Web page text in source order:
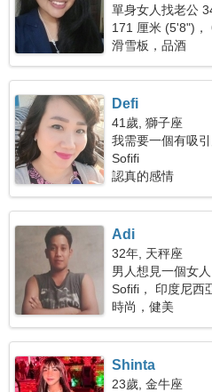
單身女人找老公
171 厘米 (5'8")，
滑雪板，品酒
Defi
41歲, 獅子座
我需要一個有吸
Sofifi
認真的感情
Adi
32年, 天秤座
男人想見一個女人
Sofifi， 印度尼西
時尚，健美
Shinta
23歲, 金牛座